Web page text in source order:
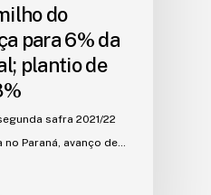
do
para 6% da
plantio de
safra 2021/22
Paraná, avanço de…